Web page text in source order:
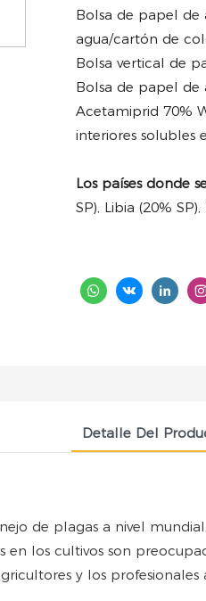
Bolsa de papel de
agua/cartón de
Bolsa vertical de
Bolsa de papel de
Acetamiprid 70%
interiores solubles
Los países donde
SP), Libia (20%
Detalle Del
de plagas a nivel
los cultivos son
y los